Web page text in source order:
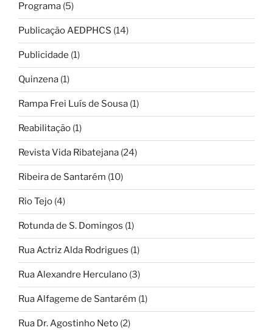
Programa (5)
Publicação AEDPHCS (14)
Publicidade (1)
Quinzena (1)
Rampa Frei Luís de Sousa (1)
Reabilitação (1)
Revista Vida Ribatejana (24)
Ribeira de Santarém (10)
Rio Tejo (4)
Rotunda de S. Domingos (1)
Rua Actriz Alda Rodrigues (1)
Rua Alexandre Herculano (3)
Rua Alfageme de Santarém (1)
Rua Dr. Agostinho Neto (2)